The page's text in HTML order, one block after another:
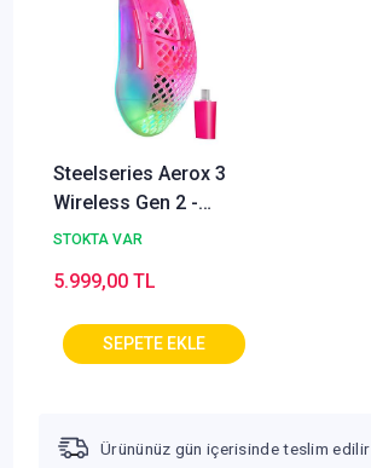
Steelseries Aerox 3
Wireless Gen 2 -
Magenta Haze 4K
Mouse
STOKTA VAR
5.999,00 TL
Ürününüz gün içerisinde teslim edilir